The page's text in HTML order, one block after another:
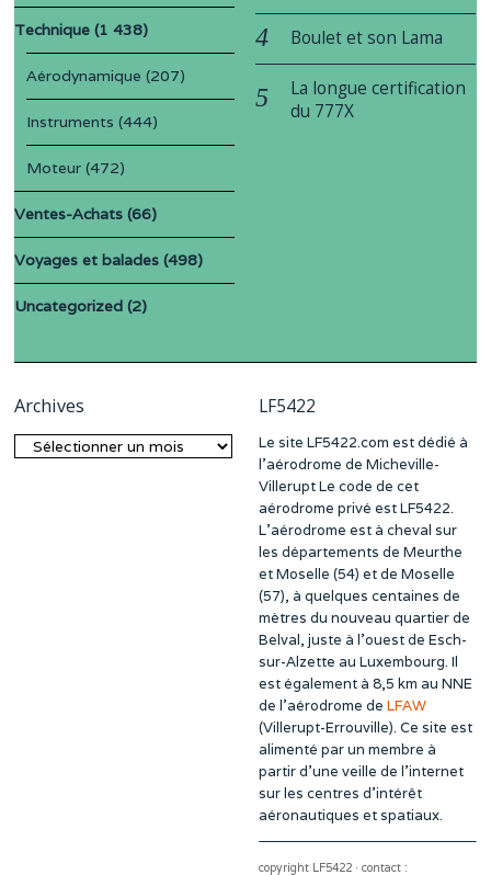
Technique (1 438)
Aérodynamique (207)
Instruments (444)
Moteur (472)
Ventes-Achats (66)
Voyages et balades (498)
Uncategorized (2)
Boulet et son Lama
La longue certification
du 777X
Archives
Archives
LF5422
Le site LF5422.com est dédié à
l’aérodrome de Micheville-
Villerupt Le code de cet
aérodrome privé est LF5422.
L’aérodrome est à cheval sur
les départements de Meurthe
et Moselle (54) et de Moselle
(57), à quelques centaines de
mètres du nouveau quartier de
Belval, juste à l’ouest de Esch-
sur-Alzette au Luxembourg. Il
est également à 8,5 km au NNE
de l’aérodrome de LFAW
(Villerupt-Errouville). Ce site est
alimenté par un membre à
partir d’une veille de l’internet
sur les centres d’intérêt
aéronautiques et spatiaux.
copyright LF5422 · contact :